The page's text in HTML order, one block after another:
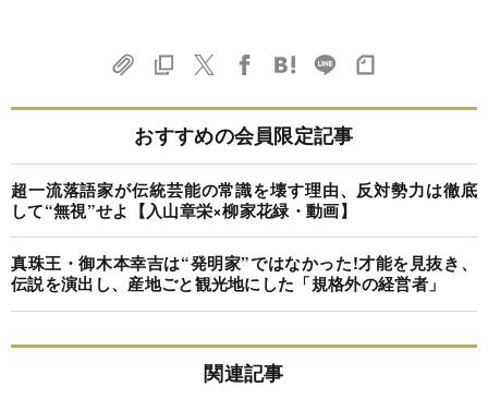
おすすめの会員限定記事
超一流落語家が伝統芸能の常識を壊す理由、反対勢力は徹底
して“無視”せよ【入山章栄×柳家花緑・動画】
真珠王・御木本幸吉は“発明家”ではなかった!才能を見抜き、
伝説を演出し、産地ごと観光地にした「規格外の経営者」
関連記事